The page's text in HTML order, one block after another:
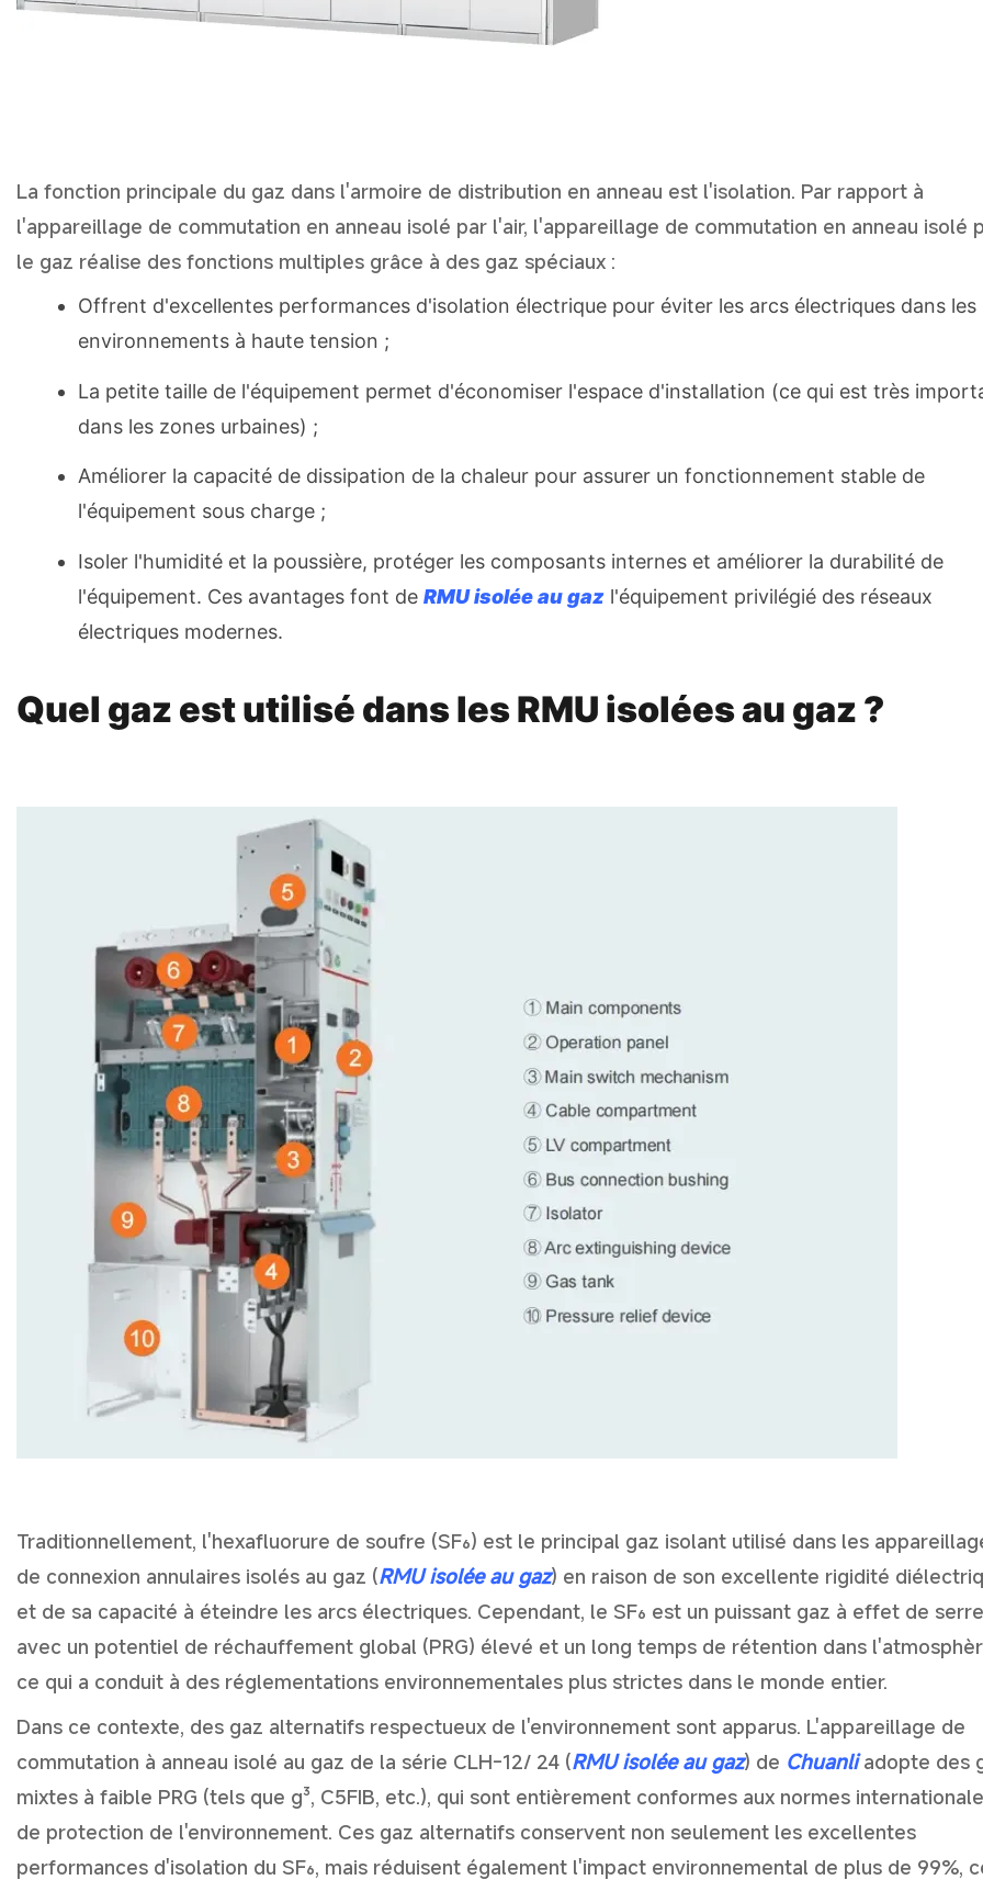
La fonction principale du gaz dans l'armoire de distribution en anneau est l'isolation. Par rapport à
l'appareillage de commutation en anneau isolé par l'air, l'appareillage de commutation en anneau isolé
le gaz réalise des fonctions multiples grâce à des gaz spéciaux :
Offrent d'excellentes performances d'isolation électrique pour éviter les arcs électriques dans les
environnements à haute tension ;
La petite taille de l'équipement permet d'économiser l'espace d'installation (ce qui est très
dans les zones urbaines) ;
Améliorer la capacité de dissipation de la chaleur pour assurer un fonctionnement stable de
l'équipement sous charge ;
Isoler l'humidité et la poussière, protéger les composants internes et améliorer la durabilité de
l'équipement. Ces avantages font de RMU isolée au gaz l'équipement privilégié des réseaux
électriques modernes.
Quel gaz est utilisé dans les RMU isolées au gaz ?
Traditionnellement, l'hexafluorure de soufre (SF₆) est le principal gaz isolant utilisé dans les
de connexion annulaires isolés au gaz (RMU isolée au gaz) en raison de son excellente rigidité
et de sa capacité à éteindre les arcs électriques. Cependant, le SF₆ est un puissant gaz à effet de serre
avec un potentiel de réchauffement global (PRG) élevé et un long temps de rétention dans
ce qui a conduit à des réglementations environnementales plus strictes dans le monde entier.
Dans ce contexte, des gaz alternatifs respectueux de l'environnement sont apparus. L'appareillage de
commutation à anneau isolé au gaz de la série CLH-12/ 24 (RMU isolée au gaz) de Chuanliadopte des
mixtes à faible PRG (tels que g³, C5FIB, etc.), qui sont entièrement conformes aux normes
de protection de l'environnement. Ces gaz alternatifs conservent non seulement les excellentes
performances d'isolation du SF₆, mais réduisent également l'impact environnemental de plus de 99%,